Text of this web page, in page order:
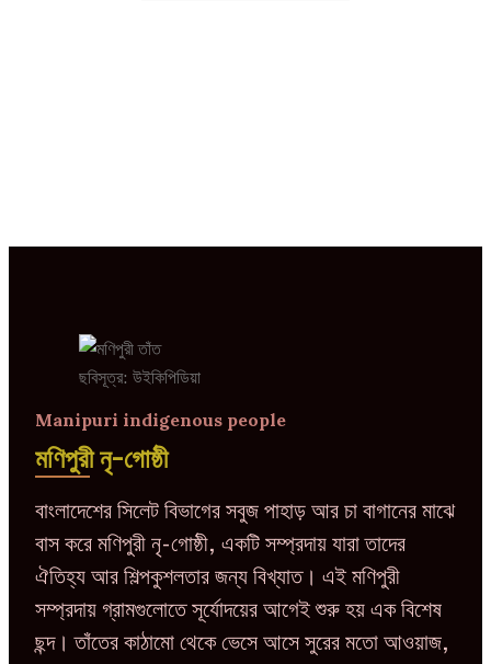
ছবিসূত্র: উইকিপিডিয়া
Manipuri indigenous people
মণিপুরী নৃ-গোষ্ঠী
বাংলাদেশের সিলেট বিভাগের সবুজ পাহাড় আর চা বাগানের মাঝে
বাস করে মণিপুরী নৃ-গোষ্ঠী, একটি সম্প্রদায় যারা তাদের
ঐতিহ্য আর শিল্পকুশলতার জন্য বিখ্যাত। এই মণিপুরী
সম্প্রদায় গ্রামগুলোতে সূর্যোদয়ের আগেই শুরু হয় এক বিশেষ
ছন্দ। তাঁতের কাঠামো থেকে ভেসে আসে সুরের মতো আওয়াজ,